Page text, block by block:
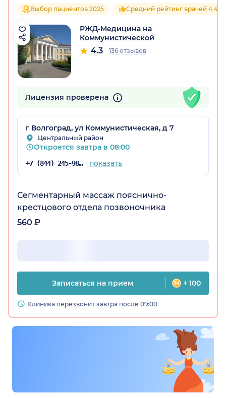
обл.)
Выбор пациентов 2025 Средний рейтинг врачей 4.4
РЖД-Медицина на
Коммунистической
4.3 136 отзывов
Лицензия проверена
г Волгоград, ул Коммунистическая, д 7
Центральный район
Откроется завтра в 08:00
+7 (844) 245-98-54 показать
Сегментарный массаж пояснично-
крестцового отдела позвоночника
560 ₽
Записаться на прием + 100
Клиника перезвонит завтра после 09:00